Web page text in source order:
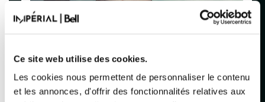
Ce site web utilise des cookies.
Les cookies nous permettent de personnaliser le contenu
et les annonces, d'offrir des fonctionnalités relatives aux
Acheter